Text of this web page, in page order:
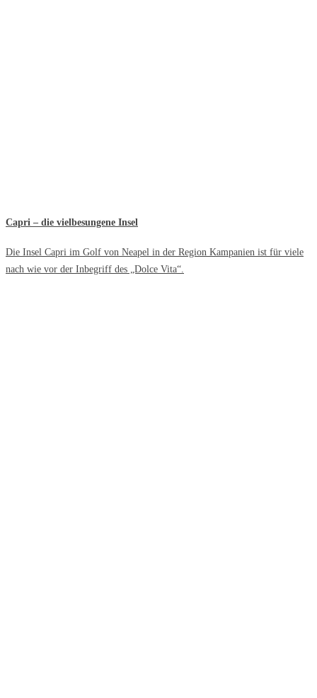
Capri – die vielbesungene Insel
Die Insel Capri im Golf von Neapel in der Region Kampanien ist für viele
nach wie vor der Inbegriff des „Dolce Vita“.